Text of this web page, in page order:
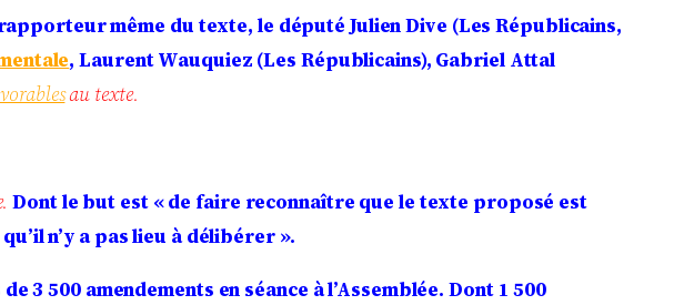
même du texte, le député Julien Dive (Les Républicains,
, Laurent Wauquiez (Les Républicains), Gabriel Attal
au texte.
Dont le but est « de faire reconnaître que le texte proposé est
n’y a pas lieu à délibérer ».
500 amendements en séance à l’Assemblée. Dont 1 500